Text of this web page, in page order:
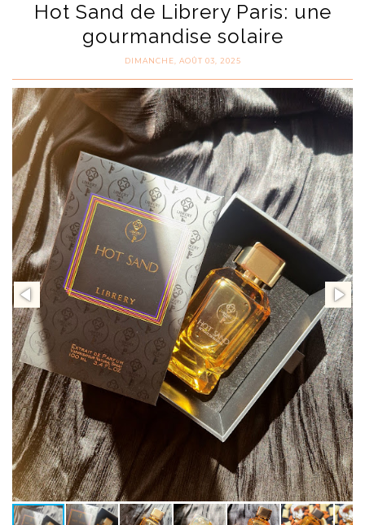
Hot Sand de Librery Paris: une
gourmandise solaire
DIMANCHE, AOÛT 03, 2025